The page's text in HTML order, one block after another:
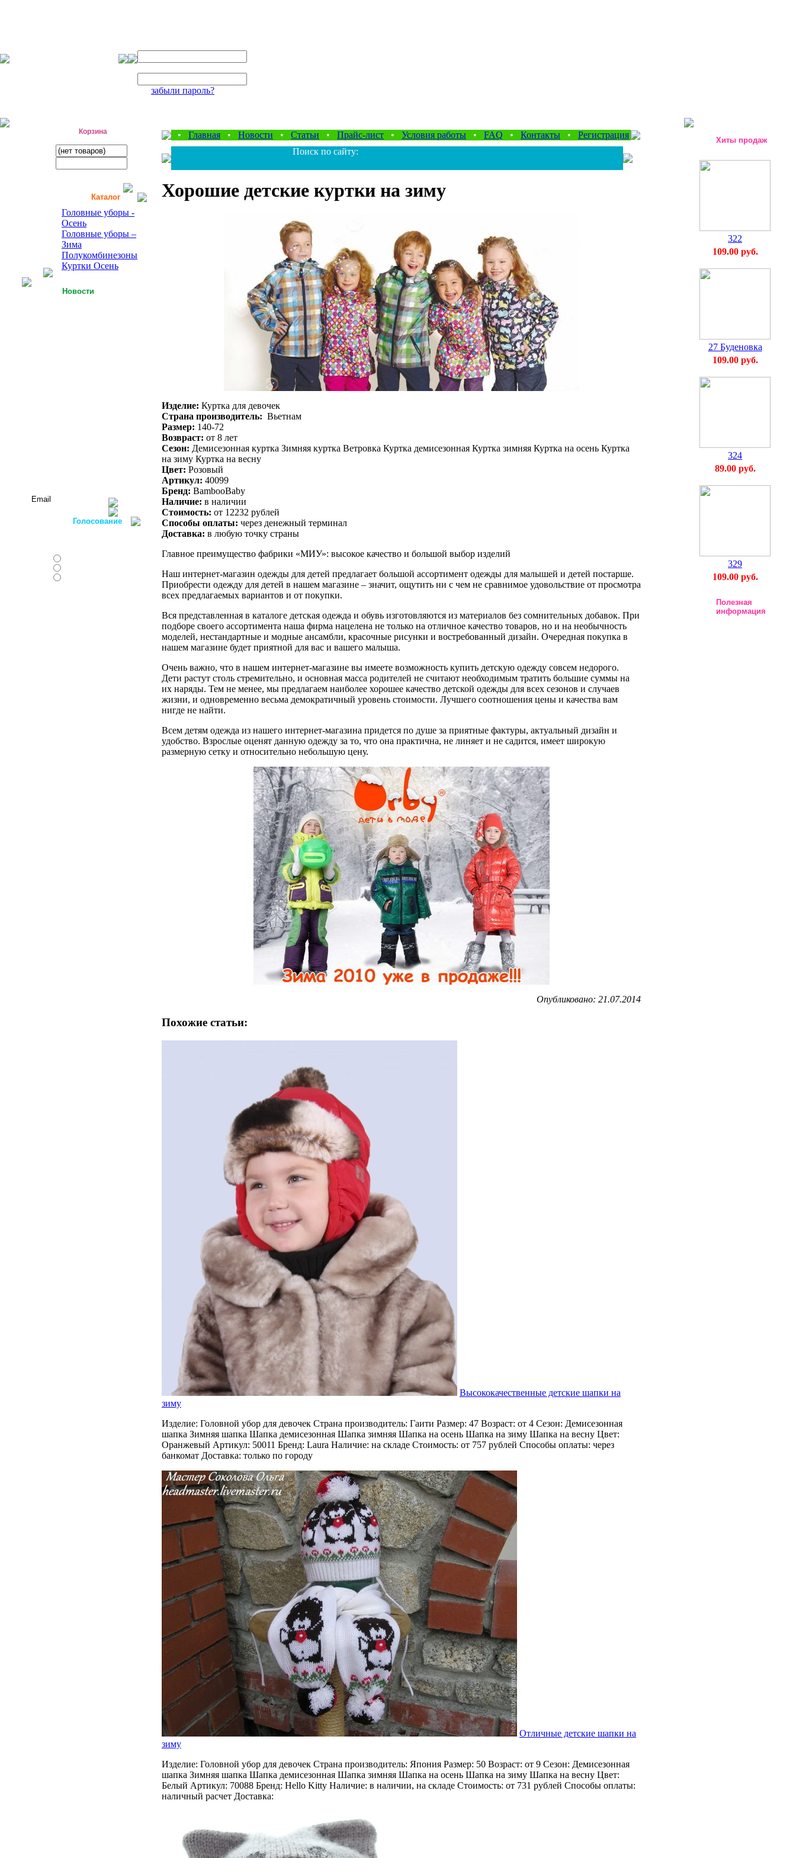
забыли пароль?
Корзина
Каталог
Головные уборы -
Осень
Головные уборы –
Зима
Полукомбинезоны
Куртки Осень
Новости
Голосование
• Главная • Новости • Статьи • Прайс-лист • Условия работы • FAQ • Контакты • Регистрация
Поиск по сайту:
Хорошие детские куртки на зиму
Изделие: Куртка для девочек
Страна производитель: Вьетнам
Размер: 140-72
Возвраст: от 8 лет
Сезон: Демисезонная куртка Зимняя куртка Ветровка Куртка демисезонная Куртка зимняя Куртка на осень Куртка
на зиму Куртка на весну
Цвет: Розовый
Артикул: 40099
Бренд: BambooBaby
Наличие: в наличии
Стоимость: от 12232 рублей
Способы оплаты: через денежный терминал
Доставка: в любую точку страны
Главное преимущество фабрики «МИУ»: высокое качество и большой выбор изделий
Наш интернет-магазин одежды для детей предлагает большой ассортимент одежды для малышей и детей постарше.
Приобрести одежду для детей в нашем магазине – значит, ощутить ни с чем не сравнимое удовольствие от просмотра
всех предлагаемых вариантов и от покупки.
Вся представленная в каталоге детская одежда и обувь изготовляются из материалов без сомнительных добавок. При
подборе своего ассортимента наша фирма нацелена не только на отличное качество товаров, но и на необычность
моделей, нестандартные и модные ансамбли, красочные рисунки и востребованный дизайн. Очередная покупка в
нашем магазине будет приятной для вас и вашего малыша.
Очень важно, что в нашем интернет-магазине вы имеете возможность купить детскую одежду совсем недорого.
Дети растут столь стремительно, и основная масса родителей не считают необходимым тратить большие суммы на
их наряды. Тем не менее, мы предлагаем наиболее хорошее качество детской одежды для всех сезонов и случаев
жизни, и одновременно весьма демократичный уровень стоимости. Лучшего соотношения цены и качества вам
нигде не найти.
Всем детям одежда из нашего интернет-магазина придется по душе за приятные фактуры, актуальный дизайн и
удобство. Взрослые оценят данную одежду за то, что она практична, не линяет и не садится, имеет широкую
размерную сетку и относительно небольшую цену.
Опубликовано: 21.07.2014
Похожие статьи:
Высококачественные детские шапки на
зиму
Изделие: Головной убор для девочек Страна производитель: Гаити Размер: 47 Возраст: от 4 Сезон: Демисезонная
шапка Зимняя шапка Шапка демисезонная Шапка зимняя Шапка на осень Шапка на зиму Шапка на весну Цвет:
Оранжевый Артикул: 50011 Бренд: Laura Наличие: на складе Стоимость: от 757 рублей Способы оплаты: через
банкомат Доставка: только по городу
Отличные детские шапки на
зиму
Изделие: Головной убор для девочек Страна производитель: Япония Размер: 50 Возраст: от 9 Сезон: Демисезонная
шапка Зимняя шапка Шапка демисезонная Шапка зимняя Шапка на осень Шапка на зиму Шапка на весну Цвет:
Белый Артикул: 70088 Бренд: Hello Kitty Наличие: в наличии, на складе Стоимость: от 731 рублей Способы оплаты:
наличный расчет Доставка:
Хиты продаж
322
109.00 руб.
27 Буденовка
109.00 руб.
324
89.00 руб.
329
109.00 руб.
Полезная
информация